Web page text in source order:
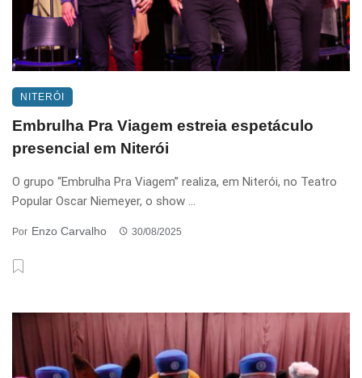
NITERÓI
Embrulha Pra Viagem estreia espetáculo
presencial em Niterói
O grupo “Embrulha Pra Viagem” realiza, em Niterói, no Teatro
Popular Oscar Niemeyer, o show ...
Por Enzo Carvalho 30/08/2025